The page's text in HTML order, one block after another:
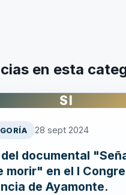
en esta
SI
28 sept 2024
documental
morir" en el I
de Ayamonte.